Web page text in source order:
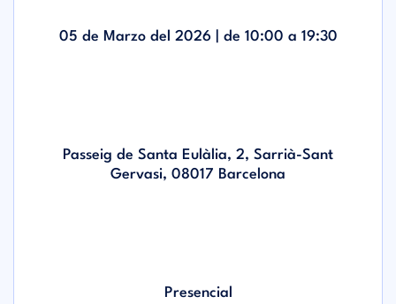
05 de Marzo del 2026 | de 10:00 a 19:30
Passeig de Santa Eulàlia, 2, Sarrià-Sant
Gervasi, 08017 Barcelona
Presencial